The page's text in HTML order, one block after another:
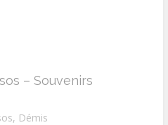
– Souvenirs
Démis